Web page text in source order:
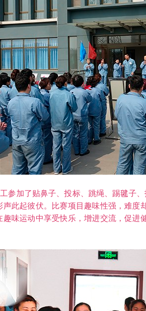
加了贴鼻子、投标、跳绳、踢毽子、
此起彼伏。比赛项目趣味性强，难
味运动中享受快乐，增进交流，促